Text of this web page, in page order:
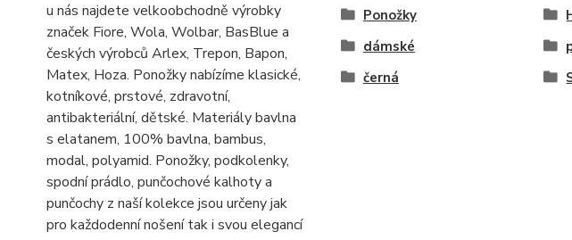
u nás najdete velkoobchodně výrobky
značek Fiore, Wola, Wolbar, BasBlue a
českých výrobců Arlex, Trepon, Bapon,
Matex, Hoza. Ponožky nabízíme klasické,
kotníkové, prstové, zdravotní,
antibakteriální, dětské. Materiály bavlna
s elatanem, 100% bavlna, bambus,
modal, polyamid. Ponožky, podkolenky,
spodní prádlo, punčochové kalhoty a
punčochy z naší kolekce jsou určeny jak
pro každodenní nošení tak i svou elegancí
Ponožky
dámské
černá